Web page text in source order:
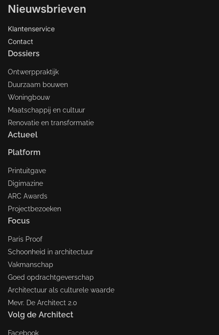
Nieuwsbrieven
Klantenservice
Contact
Dossiers
Ontwerppraktijk
Duurzaam bouwen
Woningbouw
Maatschappij en cultuur
Renovatie en transformatie
Actueel
Platform
Printuitgave
Digimazine
ARC Awards
Projectbezoeken
Focus
Paris Proof
Schoonheid in architectuur
Vakmanschap
Goed opdrachtgeverschap
Architectuur als culturele waarde
Mevr. De Architect 2.0
Volg de Architect
Facebook